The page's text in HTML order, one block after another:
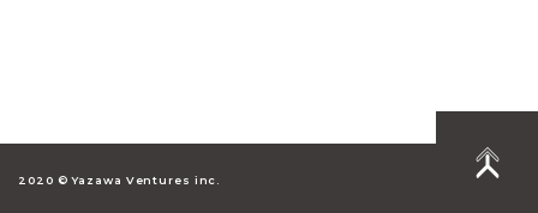
2020 © Yazawa Ventures inc.